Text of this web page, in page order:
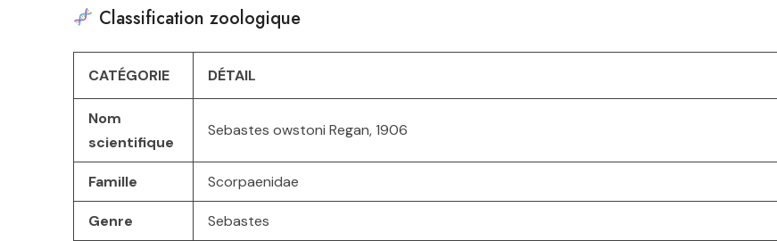
Classification zoologique
CATÉGORIE DÉTAIL
Nom
scientifique
Sebastes owstoni Regan, 1906
Famille Scorpaenidae
Genre Sebastes